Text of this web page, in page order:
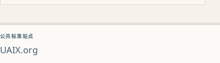
公共标准站点
UAIX.org